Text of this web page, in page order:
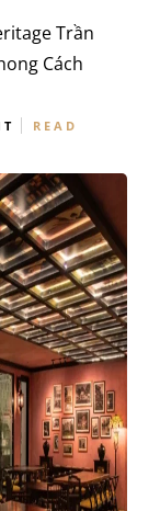
Trần
Cách
READ